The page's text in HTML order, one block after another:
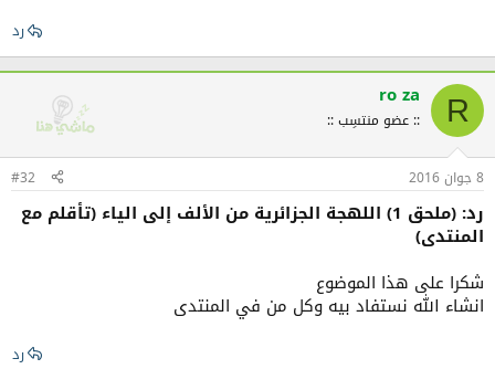
رد
R
ro za
:: عضو منتسِب ::
8 جوان 2016 #32
رد: (ملحق 1) اللهجة الجزائرية من الألف إلى الياء (تأقلم مع
المنتدى)
شكرا على هذا الموضوع
انشاء الله نستفاد بيه وكل من في المنتدى
رد